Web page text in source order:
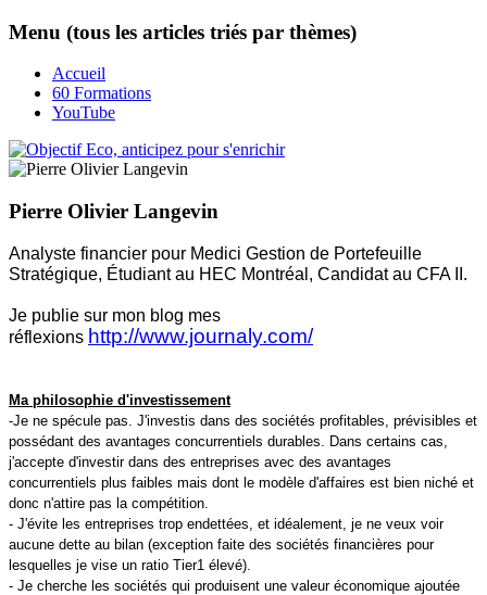
Menu (tous les articles triés par thèmes)
Accueil
60 Formations
YouTube
Pierre Olivier Langevin
Analyste financier pour Medici Gestion de Portefeuille
Stratégique, Étudiant au HEC Montréal, Candidat au CFA II.
Je publie sur mon blog mes
réflexions http://www.journaly.com/
Ma philosophie d'investissement
-Je ne spécule pas. J'investis dans des sociétés profitables, prévisibles et
possédant des avantages concurrentiels durables. Dans certains cas,
j'accepte d'investir dans des entreprises avec des avantages
concurrentiels plus faibles mais dont le modèle d'affaires est bien niché et
donc n'attire pas la compétition.
- J'évite les entreprises trop endettées, et idéalement, je ne veux voir
aucune dette au bilan (exception faite des sociétés financières pour
lesquelles je vise un ratio Tier1 élevé).
- Je cherche les sociétés qui produisent une valeur économique ajoutée